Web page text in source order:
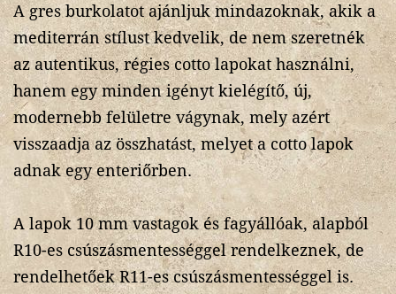
A gres burkolatot ajánljuk mindazoknak, akik a
mediterrán stílust kedvelik, de nem szeretnék
az autentikus, régies cotto lapokat használni,
hanem egy minden igényt kielégítő, új,
modernebb felületre vágynak, mely azért
visszaadja az összhatást, melyet a cotto lapok
adnak egy enteriőrben.
A lapok 10 mm vastagok és fagyállóak, alapból
R10-es csúszásmentességgel rendelkeznek, de
rendelhetőek R11-es csúszásmentességgel is.